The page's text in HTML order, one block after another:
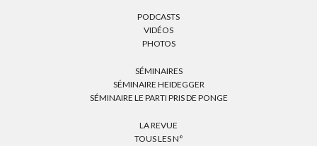
PODCASTS
VIDÉOS
PHOTOS
SÉMINAIRES
SÉMINAIRE HEIDEGGER
SÉMINAIRE LE PARTI PRIS DE PONGE
LA REVUE
TOUS LES N°